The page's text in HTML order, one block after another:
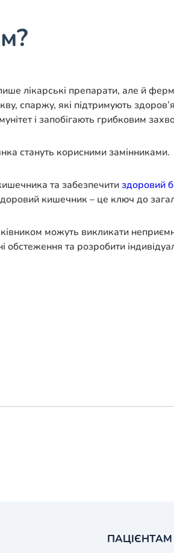
лікарські препарати, але й
спаржу, які підтримують
і запобігають грибковим
стануть корисними замінниками.
та забезпечитиздоровий
кишечник – це ключ до
можуть викликати
обстеження та розробити
ПАЦІЄНТАМ